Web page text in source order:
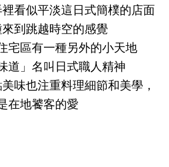
看似平淡這日式簡樸的店面
到跳越時空的感覺
宅區有一種另外的小天地
道」名叫日式職人精神
美味也注重料理細節和美學，
在地饕客的愛